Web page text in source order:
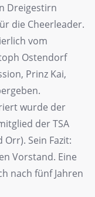
Dreigestirn
die Cheerleader.
vom
Ostendorf
Prinz Kai,
wurde der
der TSA
Sein Fazit:
Vorstand. Eine
nach fünf Jahren